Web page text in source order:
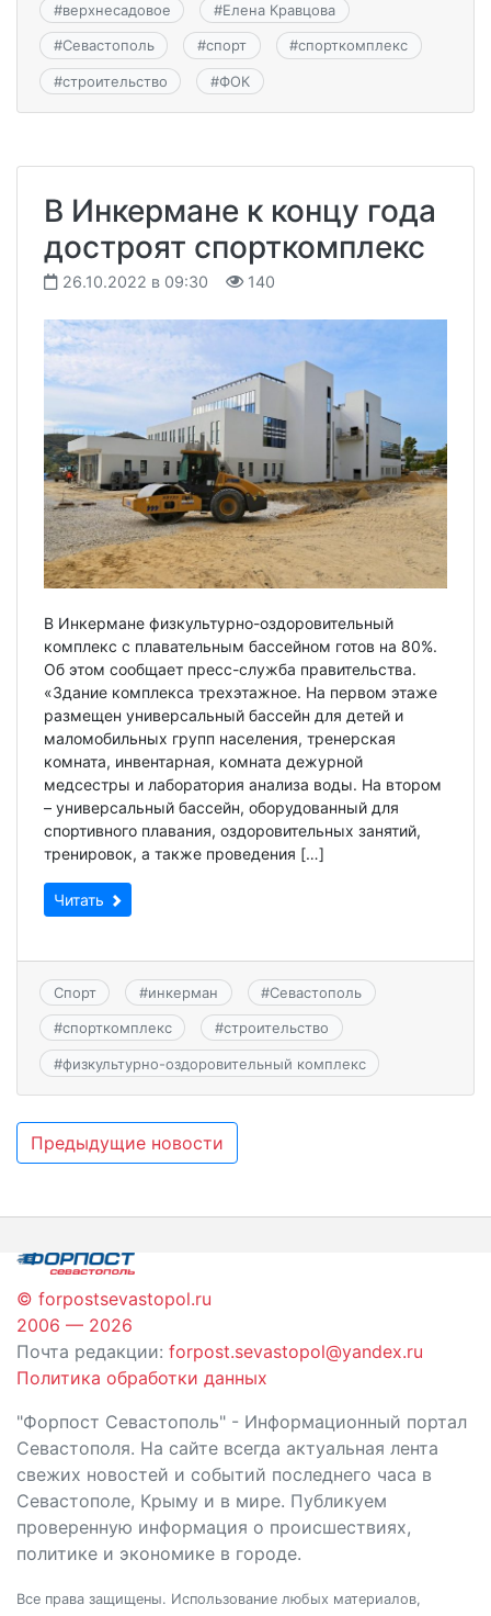
#верхнесадовое #Елена Кравцова
#Севастополь #спорт #спорткомплекс
#строительство #ФОК
В Инкермане к концу года
достроят спорткомплекс
26.10.2022 в 09:30 140
В Инкермане физкультурно-оздоровительный
комплекс с плавательным бассейном готов на 80%.
Об этом сообщает пресс-служба правительства.
«Здание комплекса трехэтажное. На первом этаже
размещен универсальный бассейн для детей и
маломобильных групп населения, тренерская
комната, инвентарная, комната дежурной
медсестры и лаборатория анализа воды. На втором
– универсальный бассейн, оборудованный для
спортивного плавания, оздоровительных занятий,
тренировок, а также проведения […]
Читать
Спорт #инкерман #Севастополь
#спорткомплекс #строительство
#физкультурно-оздоровительный комплекс
Навигация
записям
Предыдущие новости
© forpostsevastopol.ru
2006 — 2026
Почта редакции: forpost.sevastopol@yandex.ru
Политика обработки данных
"Форпост Севастополь" - Информационный портал
Севастополя. На сайте всегда актуальная лента
свежих новостей и событий последнего часа в
Севастополе, Крыму и в мире. Публикуем
проверенную информация о происшествиях,
политике и экономике в городе.
Все права защищены. Использование любых материалов,